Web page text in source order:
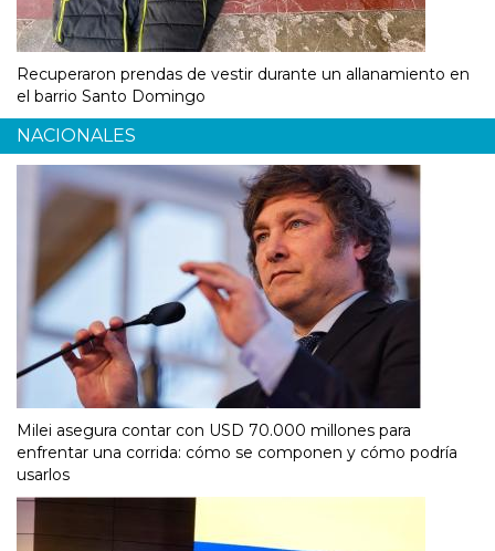
Recuperaron prendas de vestir durante un allanamiento en
el barrio Santo Domingo
NACIONALES
Milei asegura contar con USD 70.000 millones para
enfrentar una corrida: cómo se componen y cómo podría
usarlos